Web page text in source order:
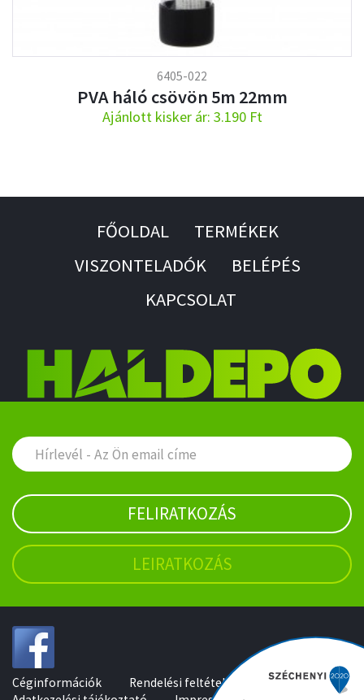
6405-022
PVA háló csövön 5m 22mm
Ajánlott kisker ár: 3.190 Ft
FŐOLDAL
TERMÉKEK
VISZONTELADÓK
BELÉPÉS
KAPCSOLAT
FELIRATKOZÁS
LEIRATKOZÁS
Céginformációk
Rendelési feltételek